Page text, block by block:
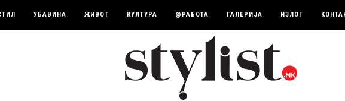
УБАВИНА ЖИВОТ КУЛТУРА @РАБОТА ГАЛЕРИЈА ИЗЛОГ